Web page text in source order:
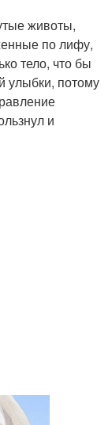
животы,
по лифу,
тело, что бы
улыбки, потому
и